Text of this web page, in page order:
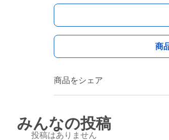
商
商品をシェア
みんなの投稿
投稿はありません